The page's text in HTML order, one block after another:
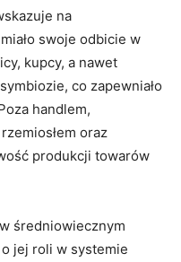
na
swoje ‌odbicie w
kupcy, a nawet
co zapewniało
handlem,
oraz​
produkcji towarów
średniowiecznym
jej roli w systemie